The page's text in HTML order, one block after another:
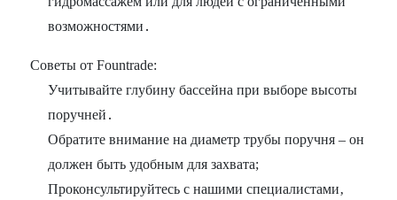
возможностями․
Советы от Fountrade:
Учитывайте глубину бассейна при выборе высоты
поручней․
Обратите внимание на диаметр трубы поручня – он
должен быть удобным для захвата;
Проконсультируйтесь с нашими специалистами‚